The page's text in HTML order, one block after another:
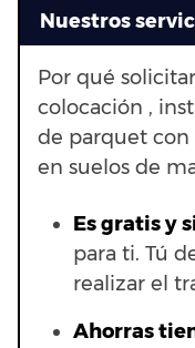
Nuestros
Por qué
colocación ,
de parquet con
en suelos de
Es gratis y
para ti. Tú
realizar el
Ahorras t